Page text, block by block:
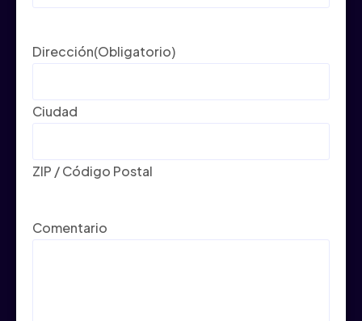
Dirección(Obligatorio)
Ciudad
ZIP / Código Postal
Comentario